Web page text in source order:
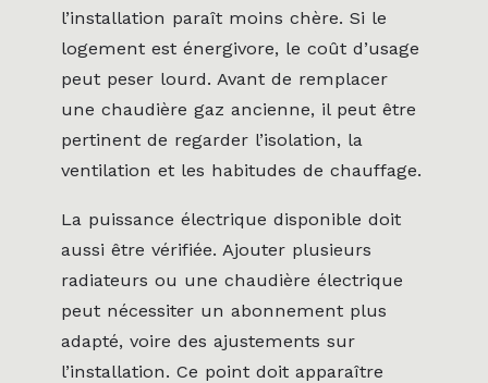
l’installation paraît moins chère. Si le
logement est énergivore, le coût d’usage
peut peser lourd. Avant de remplacer
une chaudière gaz ancienne, il peut être
pertinent de regarder l’isolation, la
ventilation et les habitudes de chauffage.
La puissance électrique disponible doit
aussi être vérifiée. Ajouter plusieurs
radiateurs ou une chaudière électrique
peut nécessiter un abonnement plus
adapté, voire des ajustements sur
l’installation. Ce point doit apparaître